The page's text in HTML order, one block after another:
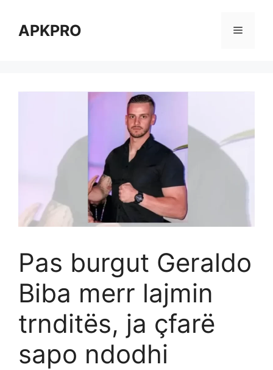
contentAPKPRO Menu
Pas burgut Geraldo
Biba merr lajmin
trnditës, ja çfarë
sapo ndodhi